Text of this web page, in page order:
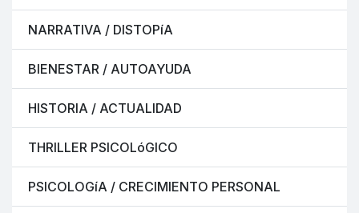
NARRATIVA / DISTOPíA
BIENESTAR / AUTOAYUDA
HISTORIA / ACTUALIDAD
THRILLER PSICOLóGICO
PSICOLOGíA / CRECIMIENTO PERSONAL